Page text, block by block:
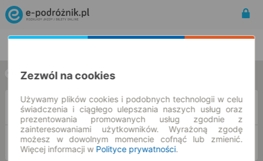
w jedną stronę w obie strony
DO
Zezwól na cookies
Używamy plików cookies i podobnych technologii w celu
świadczenia i ciągłego ulepszania naszych usług oraz
prezentowania promowanych usług zgodnie z
zainteresowaniami użytkowników. Wyrażoną zgodę
możesz w dowolnym momencie cofnąć lub zmienić.
Więcej informacji w Polityce prywatności.